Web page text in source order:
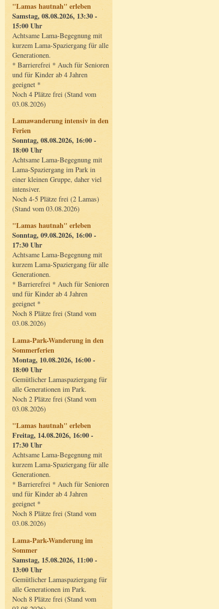
"Lamas hautnah" erleben
Samstag, 08.08.2026, 13:30 -
15:00 Uhr
Achtsame Lama-Begegnung mit
kurzem Lama-Spaziergang für alle
Generationen.
* Barrierefrei * Auch für Senioren
und für Kinder ab 4 Jahren
geeignet *
Noch 4 Plätze frei (Stand vom
03.08.2026)
Lamawanderung intensiv in den
Ferien
Sonntag, 08.08.2026, 16:00 -
18:00 Uhr
Achtsame Lama-Begegnung mit
Lama-Spaziergang im Park in
einer kleinen Gruppe, daher viel
intensiver.
Noch 4-5 Plätze frei (2 Lamas)
(Stand vom 03.08.2026)
"Lamas hautnah" erleben
Sonntag, 09.08.2026, 16:00 -
17:30 Uhr
Achtsame Lama-Begegnung mit
kurzem Lama-Spaziergang für alle
Generationen.
* Barrierefrei * Auch für Senioren
und für Kinder ab 4 Jahren
geeignet *
Noch 8 Plätze frei (Stand vom
03.08.2026)
Lama-Park-Wanderung in den
Sommerferien
Montag, 10.08.2026, 16:00 -
18:00 Uhr
Gemütlicher Lamaspaziergang für
alle Generationen im Park.
Noch 2 Plätze frei (Stand vom
03.08.2026)
"Lamas hautnah" erleben
Freitag, 14.08.2026, 16:00 -
17:30 Uhr
Achtsame Lama-Begegnung mit
kurzem Lama-Spaziergang für alle
Generationen.
* Barrierefrei * Auch für Senioren
und für Kinder ab 4 Jahren
geeignet *
Noch 8 Plätze frei (Stand vom
03.08.2026)
Lama-Park-Wanderung im
Sommer
Samstag, 15.08.2026, 11:00 -
13:00 Uhr
Gemütlicher Lamaspaziergang für
alle Generationen im Park.
Noch 8 Plätze frei (Stand vom